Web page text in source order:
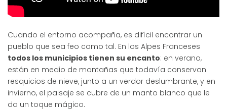
Cuando el entorno acompaña, es difícil encontrar un
pueblo que sea feo como tal. En los Alpes Franceses
todos los municipios tienen su encanto: en verano,
están en medio de montañas que todavía conservan
resquicios de nieve, junto a un verdor deslumbrante, y en
invierno, el paisaje se cubre de un manto blanco que le
da un toque mágico.